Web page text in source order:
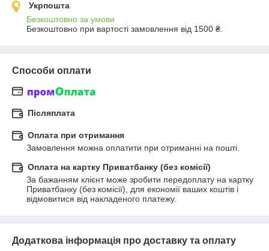
Укрпошта
Безкоштовно за умови
Безкоштовно при вартості замовлення від 1500 ₴.
Способи оплати
Післяплата
Оплата при отримання
Замовлення можна оплатити при отриманні на пошті.
Оплата на картку Приватбанку (без комісії)
За бажанням клієнт може зробити передоплату на картку
Приватбанку (без комісії), для економії ваших коштів і
відмовитися від накладеного платежу.
Додаткова інформація про доставку та оплату